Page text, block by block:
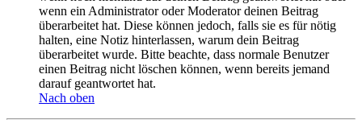
wenn ein Administrator oder Moderator deinen Beitrag
überarbeitet hat. Diese können jedoch, falls sie es für nötig
halten, eine Notiz hinterlassen, warum dein Beitrag
überarbeitet wurde. Bitte beachte, dass normale Benutzer
einen Beitrag nicht löschen können, wenn bereits jemand
darauf geantwortet hat.
Nach oben